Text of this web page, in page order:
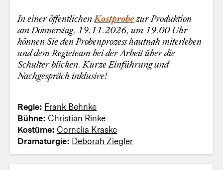
In einer öffentlichenKostprobezur Produktion
am Donnerstag, 19.11.2026, um 19.00 Uhr
können Sie den Probenprozess hautnah miterleben
und dem Regieteam bei der Arbeit über die
Schulter blicken. Kurze Einführung und
Nachgespräch inklusive!
Regie: Frank Behnke
Bühne: Christian Rinke
Kostüme: Cornelia Kraske
Dramaturgie: Deborah Ziegler